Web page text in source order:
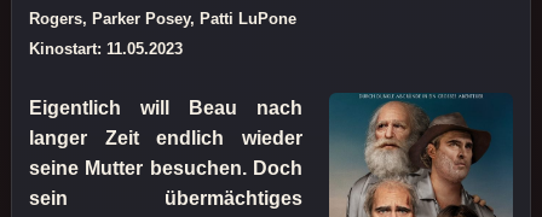
Rogers, Parker Posey, Patti LuPone
Kinostart: 11.05.2023
Eigentlich will Beau nach
langer Zeit endlich wieder
seine Mutter besuchen. Doch
sein übermächtiges